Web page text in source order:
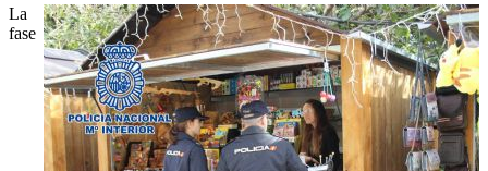
La
fase